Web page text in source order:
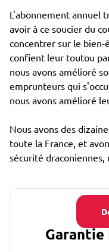
L'abonnement annuel
avoir à ce soucier du
concentrer sur le
confient leur toutou
nous avons amélioré
emprunteurs qui
nous avons amélioré
Nous avons des
toute la France, et
sécurité draconiennes,